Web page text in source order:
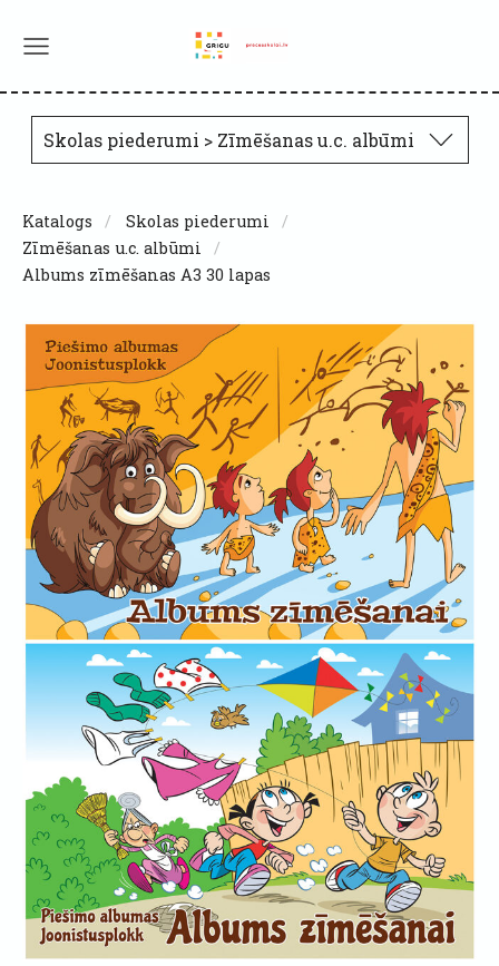
Skolas piederumi > Zīmēšanas u.c. albūmi
Katalogs
Skolas piederumi
Zīmēšanas u.c. albūmi
Albums zīmēšanas A3 30 lapas